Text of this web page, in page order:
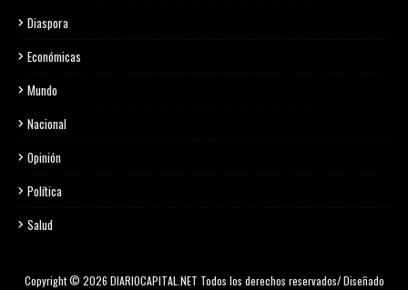
Diaspora
Económicas
Mundo
Nacional
Opinión
Política
Salud
Copyright © 2026 DIARIOCAPITAL.NET Todos los derechos reservados/ Diseñado